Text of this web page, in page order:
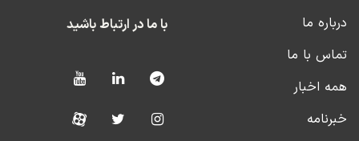
درباره ما
تماس با ما
همه اخبار
خبرنامه
با ما در ارتباط باشید